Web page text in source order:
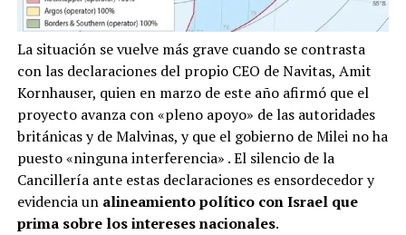
La situación se vuelve más grave cuando se contrasta
con las declaraciones del propio CEO de Navitas, Amit
Kornhauser, quien en marzo de este año afirmó que el
proyecto avanza con «pleno apoyo» de las autoridades
británicas y de Malvinas, y que el gobierno de Milei no ha
puesto «ninguna interferencia» . El silencio de la
Cancillería ante estas declaraciones es ensordecedor y
evidencia un alineamiento político con Israel que
prima sobre los intereses nacionales.